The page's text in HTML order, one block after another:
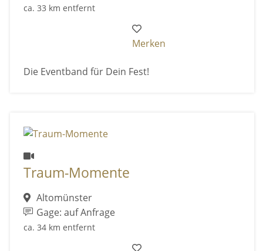
ca. 33 km entfernt
Merken
Die Eventband für Dein Fest!
Traum-Momente
Altomünster
Gage: auf Anfrage
ca. 34 km entfernt